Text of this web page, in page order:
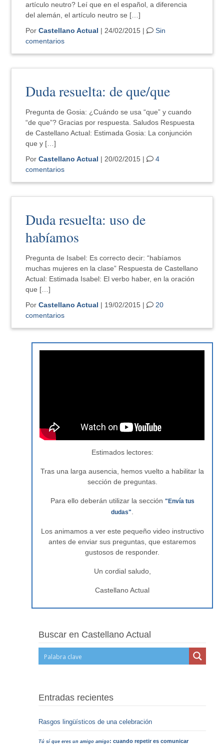
artículo neutro? Leí que en el español, a diferencia
del alemán, el artículo neutro se […]
PorCastellano Actual | 24/02/2015 |
Sin
comentarios
Duda resuelta: de que/que
Pregunta de Gosia: ¿Cuándo se usa “que” y cuando
“de que”? Gracias por respuesta. Saludos Respuesta
de Castellano Actual: Estimada Gosia: La conjunción
que y […]
PorCastellano Actual | 20/02/2015 |
4
comentarios
Duda resuelta: uso de
habíamos
Pregunta de Isabel: Es correcto decir: “habíamos
muchas mujeres en la clase” Respuesta de Castellano
Actual: Estimada Isabel: El verbo haber, en la oración
que […]
PorCastellano Actual | 19/02/2015 |
20
comentarios
Estimados lectores:
Tras una larga ausencia, hemos vuelto a habilitar la
sección de preguntas.
Para ello deberán utilizar la sección "Envía tus
dudas"
Los animamos a ver este pequeño video instructivo
antes de enviar sus preguntas, que estaremos
gustosos de responder.
Un cordial saludo,
Castellano Actual
Buscar en Castellano Actual
Entradas recientes
Rasgos lingüísticos de una celebración
Tú sí que eres un amigo amigo: cuando repetir es comunicar